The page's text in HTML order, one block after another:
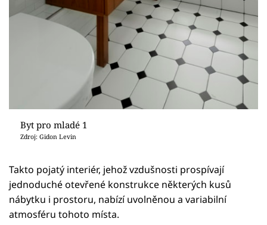
Byt pro mladé 1
Zdroj: Gidon Levin
Takto pojatý interiér, jehož vzdušnosti prospívají
jednoduché otevřené konstrukce některých kusů
nábytku i prostoru, nabízí uvolněnou a variabilní
atmosféru tohoto místa.